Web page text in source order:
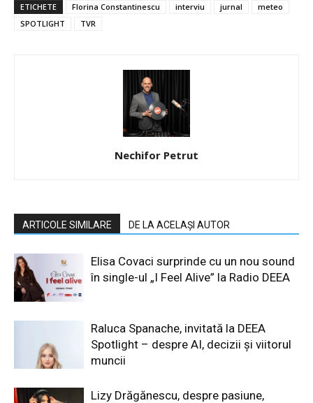
ETICHETE Florina Constantinescu interviu jurnal
meteo
SPOTLIGHT
TVR
Nechifor Petrut
ARTICOLE SIMILARE DE LA ACELAȘI AUTOR
Elisa Covaci surprinde cu un nou sound
în single-ul „I Feel Alive” la Radio DEEA
Raluca Spanache, invitată la DEEA
Spotlight – despre AI, decizii și viitorul
muncii
Lizy Drăgănescu, despre pasiune,